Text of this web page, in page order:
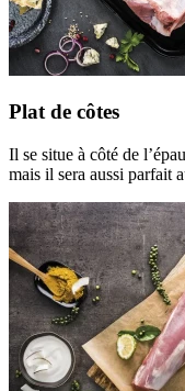
Plat de côtes
Il se situe à côté de
mais il sera aussi parfait